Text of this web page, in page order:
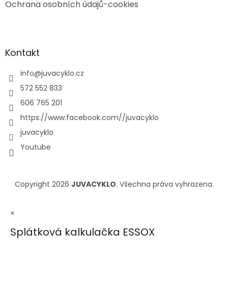
Ochrana osobních údajů-cookies
Kontakt
info@juvacyklo.cz
572 552 833
606 765 201
https://www.facebook.com//juvacyklo
juvacyklo
Youtube
Copyright 2026 JUVACYKLO. Všechna práva vyhrazena.
×
Splátková kalkulačka ESSOX